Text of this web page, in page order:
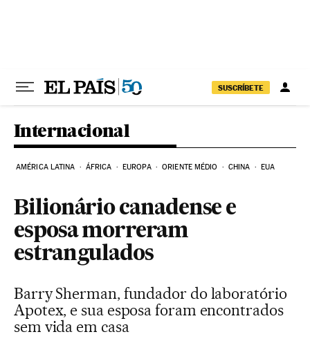
SUSCRÍBETE
Internacional
AMÉRICA LATINA ÁFRICA EUROPA ORIENTE MÉDIO CHINA EUA
Bilionário canadense e
esposa morreram
estrangulados
Barry Sherman, fundador do laboratório
Apotex, e sua esposa foram encontrados
sem vida em casa